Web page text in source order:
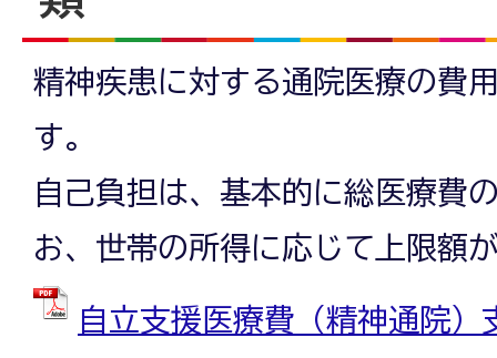
精神疾患に対する通院医療の費
す。
自己負担は、基本的に総医療費
お、世帯の所得に応じて上限額
自立支援医療費（精神通院）